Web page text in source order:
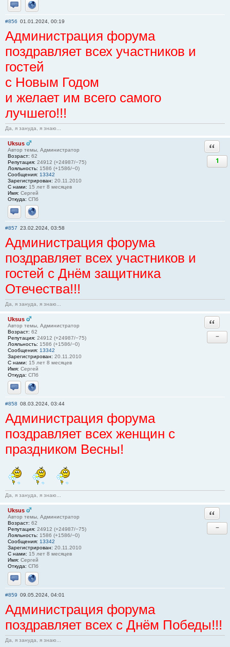
Отправить личное сообщение
Сайт
#856 01.01.2024, 00:19
Администрация форума
поздравляет всех участников и
гостей
с Новым Годом
и желает им всего самого
лучшего!!!
Да, я зануда, я знаю...
Uksus
Автор темы, Администратор
Возраст: 62
Репутация: 24912 (+24987/−75)
Лояльность: 1586 (+1586/−0)
Сообщения: 13342
Зарегистрирован: 20.11.2010
С нами: 15 лет 8 месяцев
Имя: Сергей
Откуда: СПб
Отправить личное сообщение
Сайт
1
#857 23.02.2024, 03:58
Администрация форума
поздравляет всех участников и
гостей с Днём защитника
Отечества!!!
Да, я зануда, я знаю...
Uksus
Автор темы, Администратор
Возраст: 62
Репутация: 24912 (+24987/−75)
Лояльность: 1586 (+1586/−0)
Сообщения: 13342
Зарегистрирован: 20.11.2010
С нами: 15 лет 8 месяцев
Имя: Сергей
Откуда: СПб
Отправить личное сообщение
Сайт
−
#858 08.03.2024, 03:44
Администрация форума
поздравляет всех женщин с
праздником Весны!
Да, я зануда, я знаю...
Uksus
Автор темы, Администратор
Возраст: 62
Репутация: 24912 (+24987/−75)
Лояльность: 1586 (+1586/−0)
Сообщения: 13342
Зарегистрирован: 20.11.2010
С нами: 15 лет 8 месяцев
Имя: Сергей
Откуда: СПб
Отправить личное сообщение
Сайт
−
#859 09.05.2024, 04:01
Администрация форума
поздравляет всех с Днём Победы!!!
Да, я зануда, я знаю...